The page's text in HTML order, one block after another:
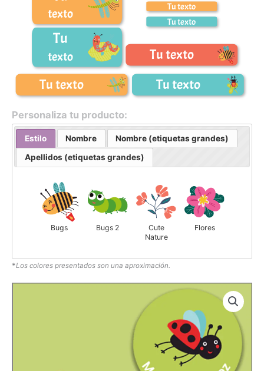
Personaliza tu producto:
Estilo Nombre Nombre (etiquetas grandes)
Apellidos (etiquetas grandes)
Bugs Bugs 2
Cute
Nature
Flores
*Los colores presentados son una aproximación.
Tu texto
Tu texto
Tu texto
texto
Tu
texto
Tu texto Tu texto